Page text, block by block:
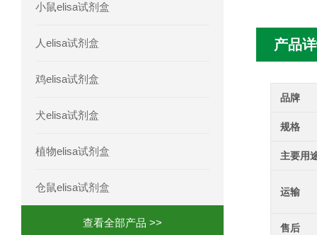
小鼠elisa试剂盒
人elisa试剂盒
鸡elisa试剂盒
犬elisa试剂盒
植物elisa试剂盒
仓鼠elisa试剂盒
查看全部产品 >>
产品
品牌
规格
主要用
运输
售后